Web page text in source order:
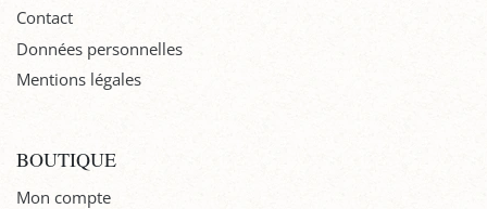
Contact
Données personnelles
Mentions légales
BOUTIQUE
Mon compte